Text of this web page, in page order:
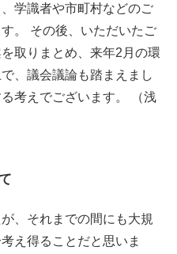
学識者や市町村などのご
。 その後、いただいたご
取りまとめ、来年2月の環
、議会議論も踏まえまし
考えでございます。 （浅
、それまでの間にも大規
え得ることだと思いま